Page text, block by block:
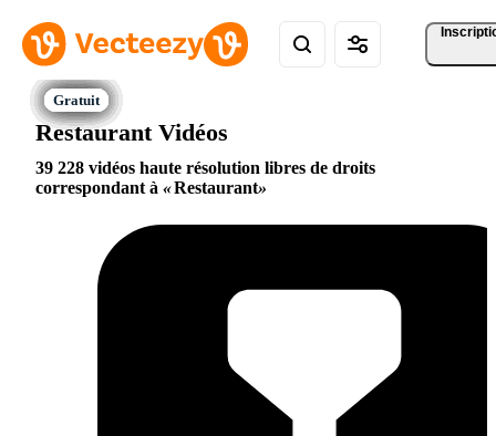
Restaurant Vidéos
39 228 vidéos haute résolution libres de droits
correspondant à
Restaurant